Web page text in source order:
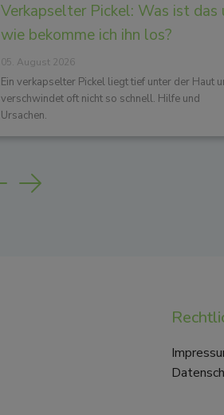
Verkapselter Pickel: Was ist das
wie bekomme ich ihn los?
05. August 2026
Ein verkapselter Pickel liegt tief unter der Haut
verschwindet oft nicht so schnell. Hilfe und
Ursachen.
Previous
Next